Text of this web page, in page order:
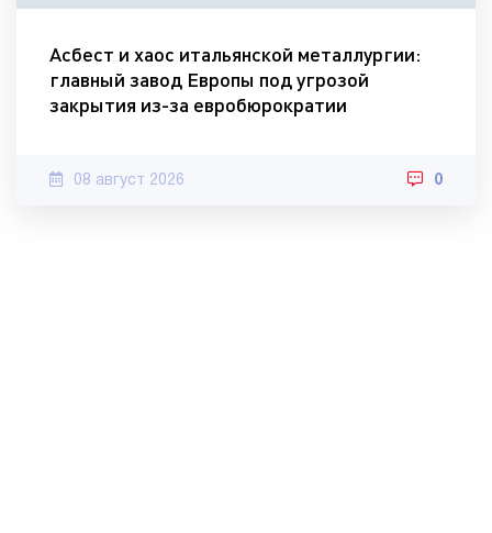
Асбест и хаос итальянской металлургии:
главный завод Европы под угрозой
закрытия из-за евробюрократии
08 август 2026 0